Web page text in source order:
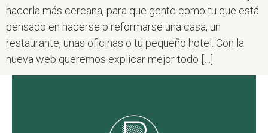
hacerla más cercana, para que gente como tu que está
pensado en hacerse o reformarse una casa, un
restaurante, unas oficinas o tu pequeño hotel. Con la
nueva web queremos explicar mejor todo […]